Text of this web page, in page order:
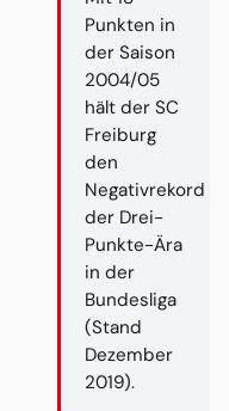
Punkten in
der Saison
2004/05
hält der SC
Freiburg
den
Negativrekord
der Drei-
Punkte-Ära
in der
Bundesliga
(Stand
Dezember
2019).